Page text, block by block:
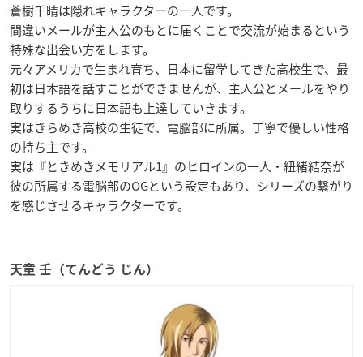
蒼樹千晴は隠れキャラクターの一人です。
間違いメールが主人公のもとに届くことで交流が始まるという
特殊な出会い方をします。
元々アメリカで生まれ育ち、日本に留学してきた高校生で、最
初は日本語を話すことができませんが、主人公とメールをやり
取りするうちに日本語も上達していきます。
実はきらめき高校の生徒で、電脳部に所属。丁寧で優しい性格
の持ち主です。
実は『ときめきメモリアル1』のヒロインの一人・紐緒結奈が
彼の所属する電脳部のOGという設定もあり、シリーズの繋がり
を感じさせるキャラクターです。
天童 壬（てんどう じん）